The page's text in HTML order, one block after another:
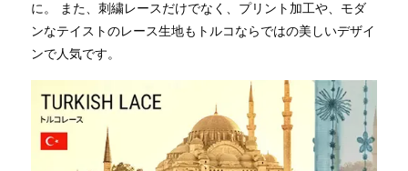
に。 また、刺繍レースだけでなく、プリント加工や、モダ
ンなテイストのレース生地もトルコならではの美しいデザイ
ンで人気です。